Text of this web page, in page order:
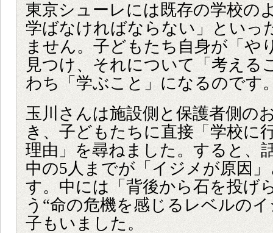
東京シューレには既存の学校の
学ばなければならない」といっ
ません。子どもたち自身が「や
見つけ、それについて「考える
わち「学ぶこと」になるのです
玉川さんは施設側と保護者側の
き、子どもたちに直接「学校に
理由」を尋ねました。すると、
中の5人までが「イジメが原因
す。中には「背後から石を投げ
う“命の危機を感じるレベルの
子もいました。